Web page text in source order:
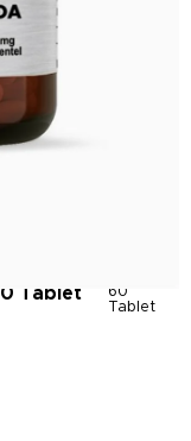
60
Tablet
Tablet